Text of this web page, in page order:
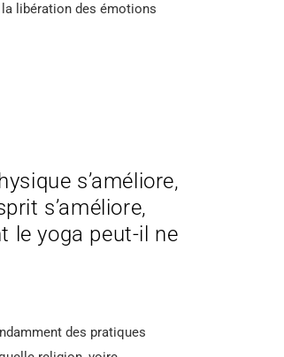
libération des émotions
s’améliore,
s’améliore,
le yoga peut-il ne
des pratiques